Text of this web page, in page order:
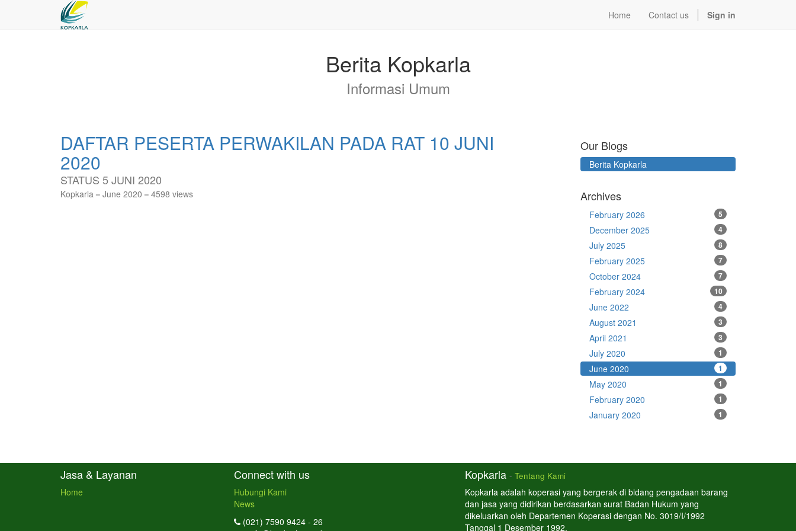
Home Contact us Sign in
Berita Kopkarla
Informasi Umum
DAFTAR PESERTA PERWAKILAN PADA RAT 10 JUNI
2020
STATUS 5 JUNI 2020
Kopkarla June 2020 4598 views
Our Blogs
Berita Kopkarla
Archives
February 2026 5
December 2025 4
July 2025 8
February 2025 7
October 2024 7
February 2024 10
June 2022 4
August 2021 3
April 2021 3
July 2020 1
June 2020 1
May 2020 1
February 2020 1
January 2020 1
Jasa & Layanan
Home
Connect with us
Hubungi Kami
News
(021) 7590 9424 - 26
Kopkarla - Tentang Kami
Kopkarla adalah koperasi yang bergerak di bidang pengadaan barang
dan jasa yang didirikan berdasarkan surat Badan Hukum yang
dikeluarkan oleh Departemen Koperasi dengan No. 3019/I/1992
Tanggal 1 Desember 1992.